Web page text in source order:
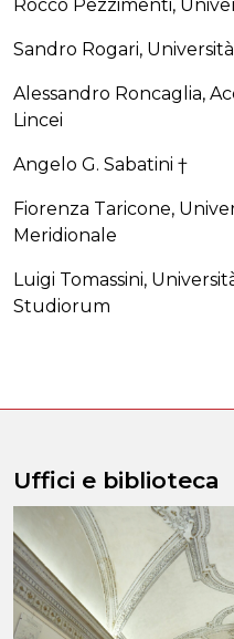
Rocco Pezzimenti,
Sandro Rogari,
Alessandro Roncaglia,
Lincei
Angelo G. Sabatini †
Fiorenza Taricone,
Meridionale
Luigi Tomassini,
Studiorum
Uffici e biblioteca